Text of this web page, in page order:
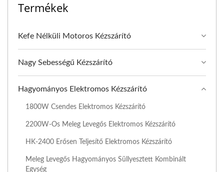
Termékek
Kefe Nélküli Motoros Kézszárító
Nagy Sebességű Kézszárító
Hagyományos Elektromos Kézszárító
1800W Csendes Elektromos Kézszárító
2200W-Os Meleg Levegős Elektromos Kézszárító
HK-2400 Erősen Teljesítő Elektromos Kézszárító
Meleg Levegős Hagyományos Süllyesztett Kombinált
Egység